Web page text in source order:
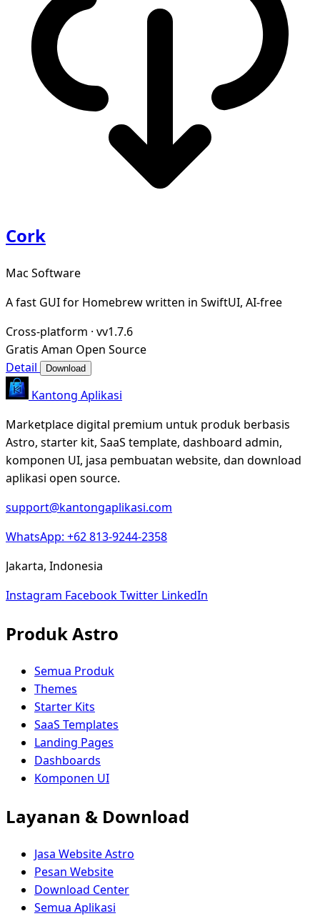
Cork
Mac Software
A fast GUI for Homebrew written in SwiftUI, AI-free
Cross-platform · vv1.7.6
Gratis Aman Open Source
Detail
Download
Kantong Aplikasi
Marketplace digital premium untuk produk berbasis
Astro, starter kit, SaaS template, dashboard admin,
komponen UI, jasa pembuatan website, dan download
aplikasi open source.
support@kantongaplikasi.com
WhatsApp: +62 813-9244-2358
Jakarta, Indonesia
Instagram FacebookTwitter LinkedIn
Produk Astro
Semua Produk
Themes
Starter Kits
SaaS Templates
Landing Pages
Dashboards
Komponen UI
Layanan & Download
Jasa Website Astro
Pesan Website
Download Center
Semua Aplikasi